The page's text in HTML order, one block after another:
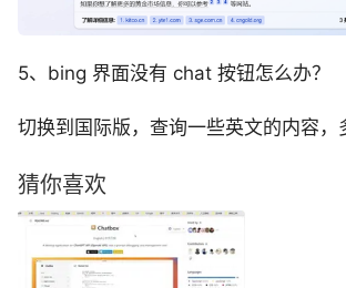
5、bing 界面没有 chat 按钮怎么办？
切换到国际版，查询一些英文的内容，
猜你喜欢